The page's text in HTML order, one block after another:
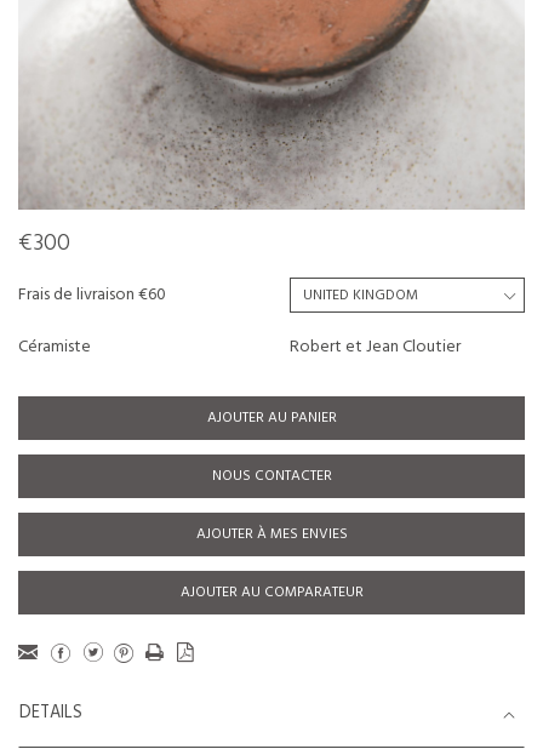
€300
Frais de livraison €60
Céramiste
Robert et Jean Cloutier
AJOUTER AU PANIER
NOUS CONTACTER
AJOUTER À MES ENVIES
AJOUTER AU COMPARATEUR
DETAILS